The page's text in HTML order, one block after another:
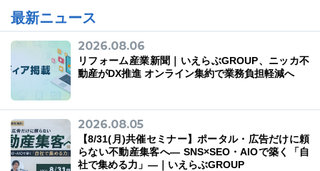
最新ニュース
2026.08.06
リフォーム産業新聞｜いえらぶGROUP、ニッカ不
動産がDX推進 オンライン集約で業務負担軽減へ
2026.08.05
【8/31(月)共催セミナー】ポータル・広告だけに頼
らない不動産集客へ― SNS×SEO・AIOで築く「自
社で集める力」―｜いえらぶGROUP